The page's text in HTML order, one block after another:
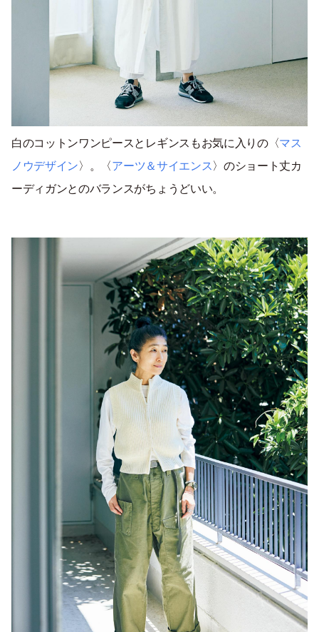
白のコットンワンピースとレギンスもお気に入りの〈マス
ノウデザイン〉。〈アーツ＆サイエンス〉のショート丈カ
ーディガンとのバランスがちょうどいい。